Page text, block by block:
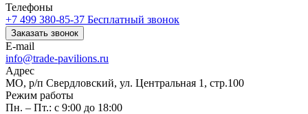
Телефоны
+7 499 380-85-37 Бесплатный звонок
Заказать звонок
E-mail
info@trade-pavilions.ru
Адрес
МО, р/п Свердловский, ул. Центральная 1, стр.100
Режим работы
Пн. – Пт.: с 9:00 до 18:00